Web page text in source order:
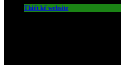
Thiết kế website